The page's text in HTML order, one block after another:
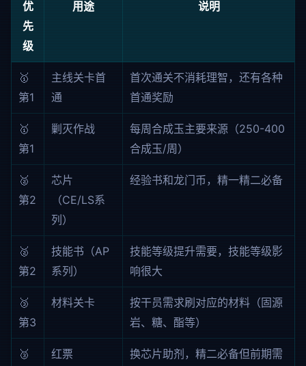
优
先
级
用途 说明
🥇
第1
主线关卡首
通
首次通关不消耗理智，还有各种
首通奖励
🥇
第1
剿灭作战
每周合成玉主要来源（250-400
合成玉/周）
🥈
第2
芯片
（CE/LS系
列）
经验书和龙门币，精一精二必备
🥈
第2
技能书（AP
系列）
技能等级提升需要，技能等级影
响很大
🥉
第3
材料关卡
按干员需求刷对应的材料（固源
岩、糖、酯等）
🥉
红票
换芯片助剂，精二必备但前期需